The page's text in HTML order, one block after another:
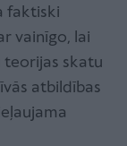
faktiski
vainīgo, lai
teorijas skatu
atbildības